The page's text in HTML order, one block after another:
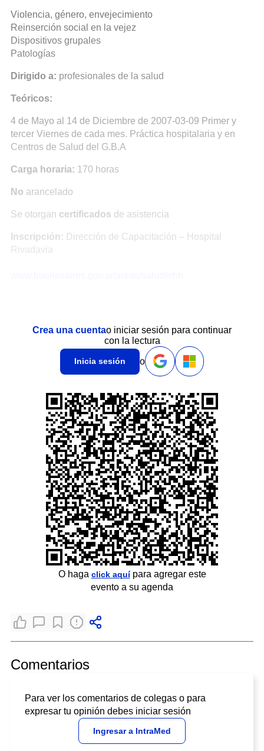
Violencia, género, envejecimiento
Reinserción social en la vejez
Dispositivos grupales
Patologías
Dirigido a: profesionales de la salud
Teóricos:
4 de Mayo al 14 de Diciembre de 2007-03-09 Primer y
tercer Viernes de cada mes. Práctica hospitalaria y en
Centros de Salud del G.B.A
Carga horaria: 170 horas
No arancelado
Se otorgan certificados de asistencia
Inscripción: Dirección de Capacitación – Hospital
Rivadavia
Crea una cuentao iniciar sesión para continuar
con la lectura
Inicia sesión o
O haga click aquípara agregar este
evento a su agenda
Comentarios
Para ver los comentarios de colegas o para
expresar tu opinión debes iniciar sesión
Ingresar a IntraMed